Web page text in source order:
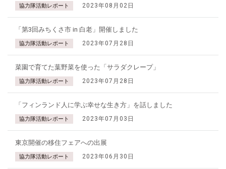
協力隊活動レポート 2023年08月02日
「第3回みちくさ市 in 白老」開催しました
協力隊活動レポート 2023年07月28日
菜園で育てた葉野菜を使った「サラダクレープ」
協力隊活動レポート 2023年07月28日
「フィンランド人に学ぶ幸せな生き方」を話しました
協力隊活動レポート 2023年07月03日
東京開催の移住フェアへの出展
協力隊活動レポート 2023年06月30日